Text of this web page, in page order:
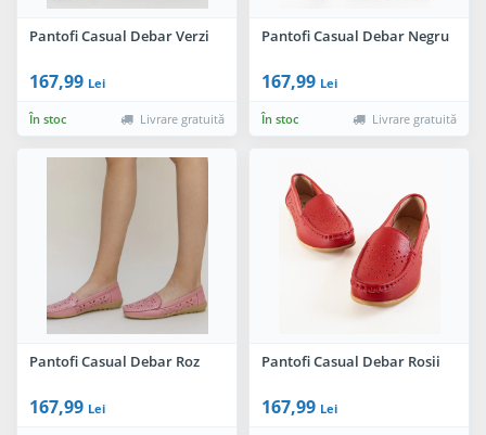
Pantofi Casual Debar Verzi
167,99 Lei
În stoc Livrare gratuită
Pantofi Casual Debar Negru
167,99 Lei
În stoc Livrare gratuită
Pantofi Casual Debar Roz
167,99 Lei
Pantofi Casual Debar Rosii
167,99 Lei